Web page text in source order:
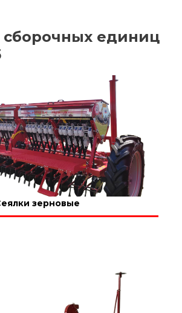
сборочных единиц
зерновые